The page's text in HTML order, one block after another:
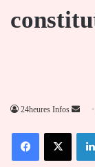
24heures Infos
FacebookX